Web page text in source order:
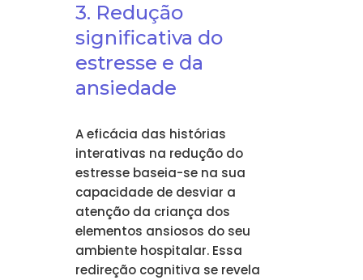
3. Redução
significativa do
estresse e da
ansiedade
A eficácia das histórias
interativas na redução do
estresse baseia-se na sua
capacidade de desviar a
atenção da criança dos
elementos ansiosos do seu
ambiente hospitalar. Essa
redireção cognitiva se revela